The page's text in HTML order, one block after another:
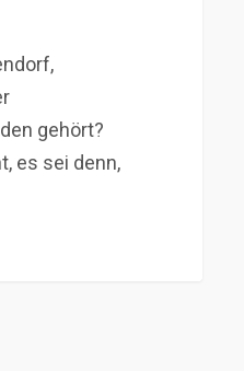
gehört?
es sei denn,